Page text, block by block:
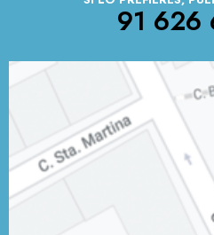
91 626